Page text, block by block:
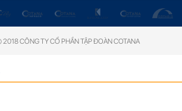
2018 CÔNG TY CỔ PHẦN TẬP ĐOÀN COTANA